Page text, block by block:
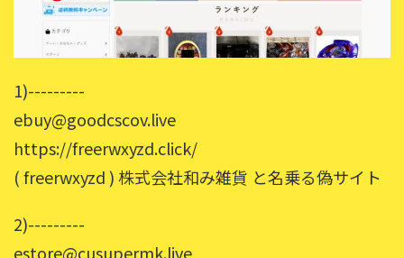
1)---------
ebuy@goodcscov.live
https://freerwxyzd.click/
( freerwxyzd ) 株式会社和み雑貨 と名乗る偽サイト
2)---------
estore@cusupermk.live